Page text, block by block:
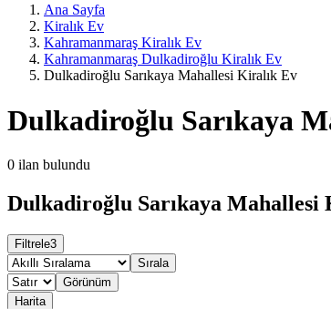
Ana Sayfa
Kiralık Ev
Kahramanmaraş Kiralık Ev
Kahramanmaraş Dulkadiroğlu Kiralık Ev
Dulkadiroğlu Sarıkaya Mahallesi Kiralık Ev
Dulkadiroğlu Sarıkaya
0 ilan bulundu
Dulkadiroğlu Sarıkaya Mahallesi
Filtrele3
Sırala
Görünüm
Harita